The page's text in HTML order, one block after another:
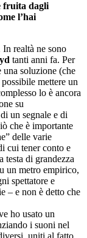
fruita dagli
l’hai
realtà ne sono
tanti anni fa. Per
soluzione (che
mettere un
lo è ancora
su
un segnale e di
che è importante
delle varie
cui tener conto e
testa di grandezza
un metro empirico,
spettatore e
– e non è detto che
ho usato un
i suoni nel